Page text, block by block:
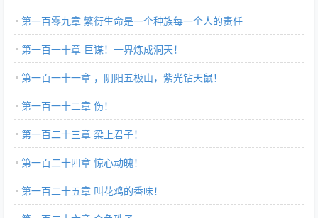
第一百零九章 繁衍生命是一个种族每一个人的责任
第一百一十章 巨谋！一界炼成洞天！
第一百一十一章 ，阴阳五极山，紫光钻天鼠！
第一百一十二章 伤！
第一百二十三章 梁上君子！
第一百二十四章 惊心动魄！
第一百二十五章 叫花鸡的香味！